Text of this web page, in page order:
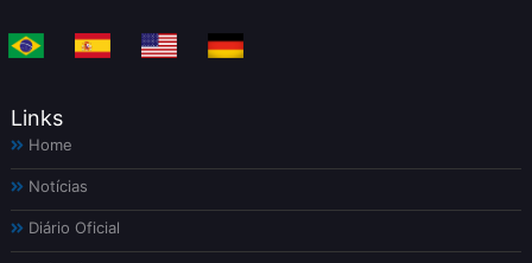
Links
Home
Notícias
Diário Oficial